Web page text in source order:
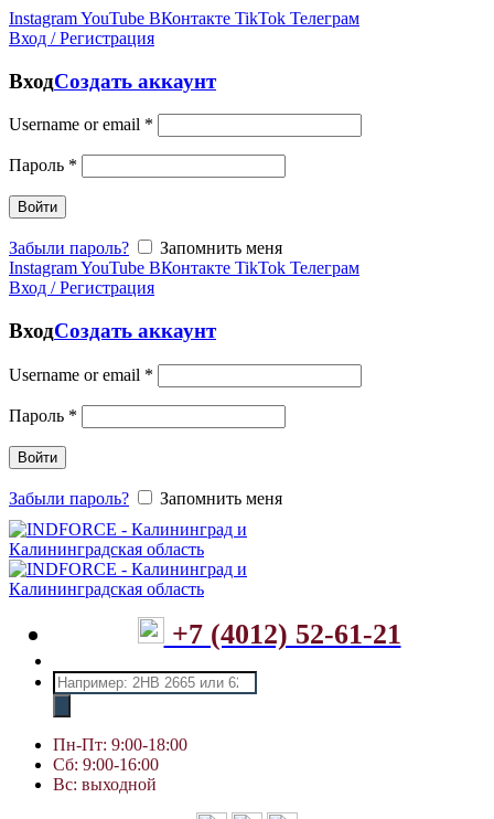
InstagramYouTube ВКонтакте TikTok Телеграм
Вход / Регистрация
ВходСоздать аккаунт
Username or email *
Пароль *
Войти
Забыли пароль?
Запомнить меня
InstagramYouTube ВКонтакте TikTok Телеграм
Вход / Регистрация
ВходСоздать аккаунт
Username or email *
Пароль *
Войти
Забыли пароль? Запомнить меня
+7 (4012) 52-61-21
Поиск
товаров
Пн-Пт: 9:00-18:00
Сб: 9:00-16:00
Вс: выходной